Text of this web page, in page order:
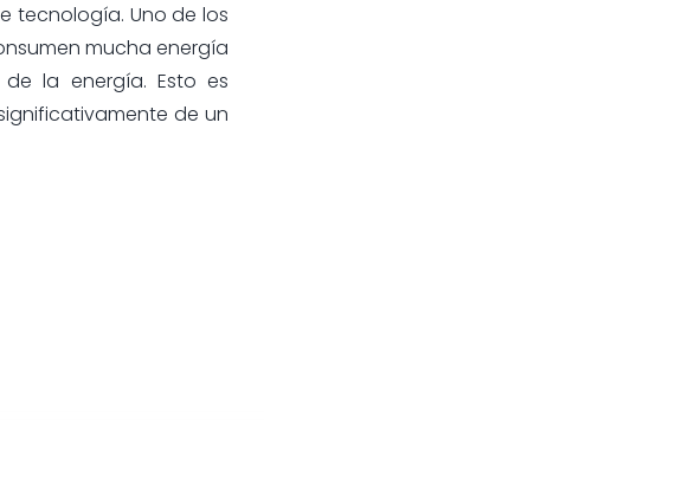
tecnología. Uno de los
mucha energía
la energía. Esto es
de un